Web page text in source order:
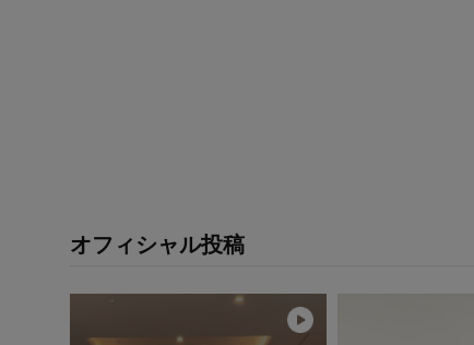
オフィシャル投稿